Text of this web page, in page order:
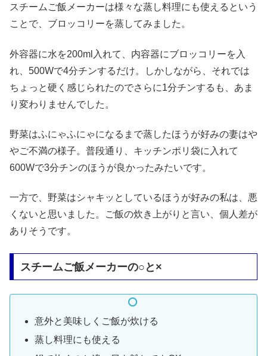
スチームご飯メーカーは様々な蒸し料理にも使えるという
ことで、ブロッコリーを蒸してみました。
外容器に水を200ml入れて、内容器にブロッコリーを入
れ、500Wで4分チンするだけ。しかしながら、それでは
ちょっと硬く感じられたのでさらに1分チンするも、あま
り変わりませんでした。
野菜はふにゃふにゃになるまで蒸したほうが好みの妻はや
やご不満の様子。普段通り、キッチンポリ袋に入れて
600Wで3分チンのほうが良かったみたいです。
一方で、野菜はシャキッとしているほうが好みの私は、悪
くないと思いました。ご飯の炊き上がりと言い、個人差が
ありそうです。
スチームご飯メーカーの○と×
意外と美味しくご飯が炊ける
蒸し料理にも使える